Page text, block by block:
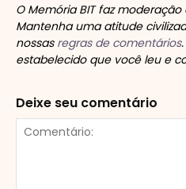
O Memória BIT faz
Mantenha uma atitude
nossas regras de comentários
estabelecido que você leu e
Deixe seu comentário